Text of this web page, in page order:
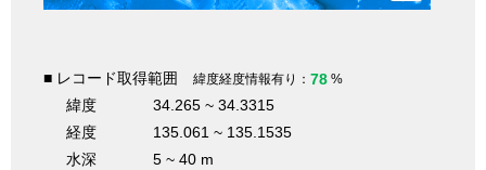
■ レコード取得範囲 緯度経度情報有り： 78 %
緯度
34.265 ~ 34.3315
経度
135.061 ~ 135.1535
水深
5 ~ 40 m